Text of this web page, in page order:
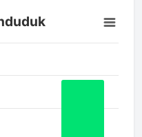
categories.